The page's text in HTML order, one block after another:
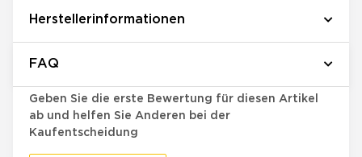
Herstellerinformationen
FAQ
Geben Sie die erste Bewertung für diesen Artikel
ab und helfen Sie Anderen bei der
Kaufentscheidung